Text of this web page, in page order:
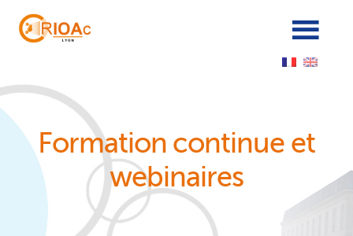
Formation continue et
webinaires
Panneau de gestion des cookies